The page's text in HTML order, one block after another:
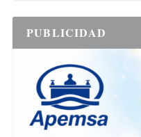
PUBLICIDAD